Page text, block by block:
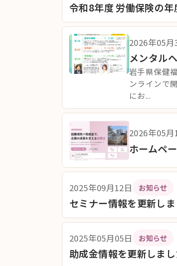
令和8年度 労働保険の
2026年05月
メンタル
岩手県保健
ンラインで
にお...
2026年05月
ホームペ
2025年09月12日 お知らせ
セミナー情報を更新しま
2025年05月05日 お知らせ
助成金情報を更新しまし